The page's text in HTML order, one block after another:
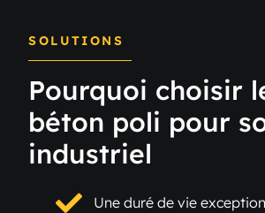
SOLUTIONS
Pourquoi choisir
béton poli pour
industriel
Une duré de vie